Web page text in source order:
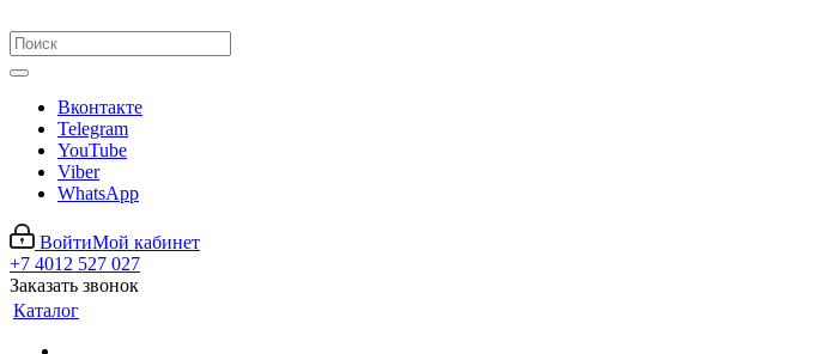
Вконтакте
Telegram
YouTube
Viber
WhatsApp
ВойтиМой кабинет
+7 4012 527 027
Заказать звонок
Каталог